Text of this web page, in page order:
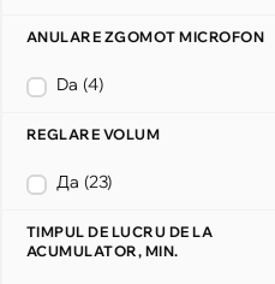
ANULARE ZGOMOT MICROFON
Da (4)
REGLARE VOLUM
Да (23)
TIMPUL DE LUCRU DE LA
ACUMULATOR, MIN.